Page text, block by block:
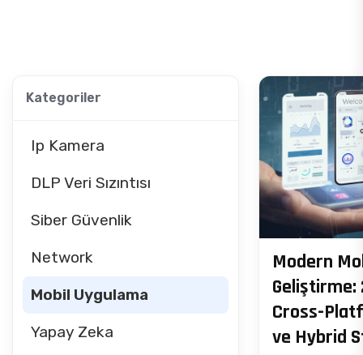
Kategoriler
Ip Kamera
DLP Veri Sızıntısı
Siber Güvenlik
Network
Mobil Uygulama
Yapay Zeka
Modern
Cross-
ve Hybrid